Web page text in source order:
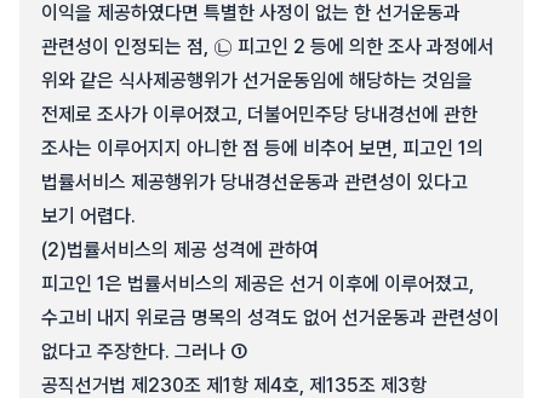
이익을 제공하였다면 특별한 사정이 없는 한 선거운동과
관련성이 인정되는 점, ㉡ 피고인 2 등에 의한 조사 과정에서
위와 같은 식사제공행위가 선거운동임에 해당하는 것임을
전제로 조사가 이루어졌고, 더불어민주당 당내경선에 관한
조사는 이루어지지 아니한 점 등에 비추어 보면, 피고인 1의
법률서비스 제공행위가 당내경선운동과 관련성이 있다고
보기 어렵다.
(2)법률서비스의 제공 성격에 관하여
피고인 1은 법률서비스의 제공은 선거 이후에 이루어졌고,
수고비 내지 위로금 명목의 성격도 없어 선거운동과 관련성이
없다고 주장한다. 그러나 ①
공직선거법 제230조 제1항 제4호, 제135조 제3항